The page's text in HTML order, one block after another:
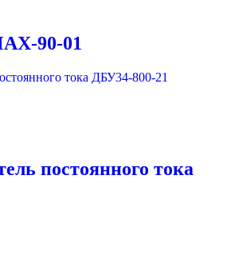
90-01
постоянного тока